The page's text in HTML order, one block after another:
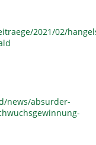
2021/02/
news/absurder-